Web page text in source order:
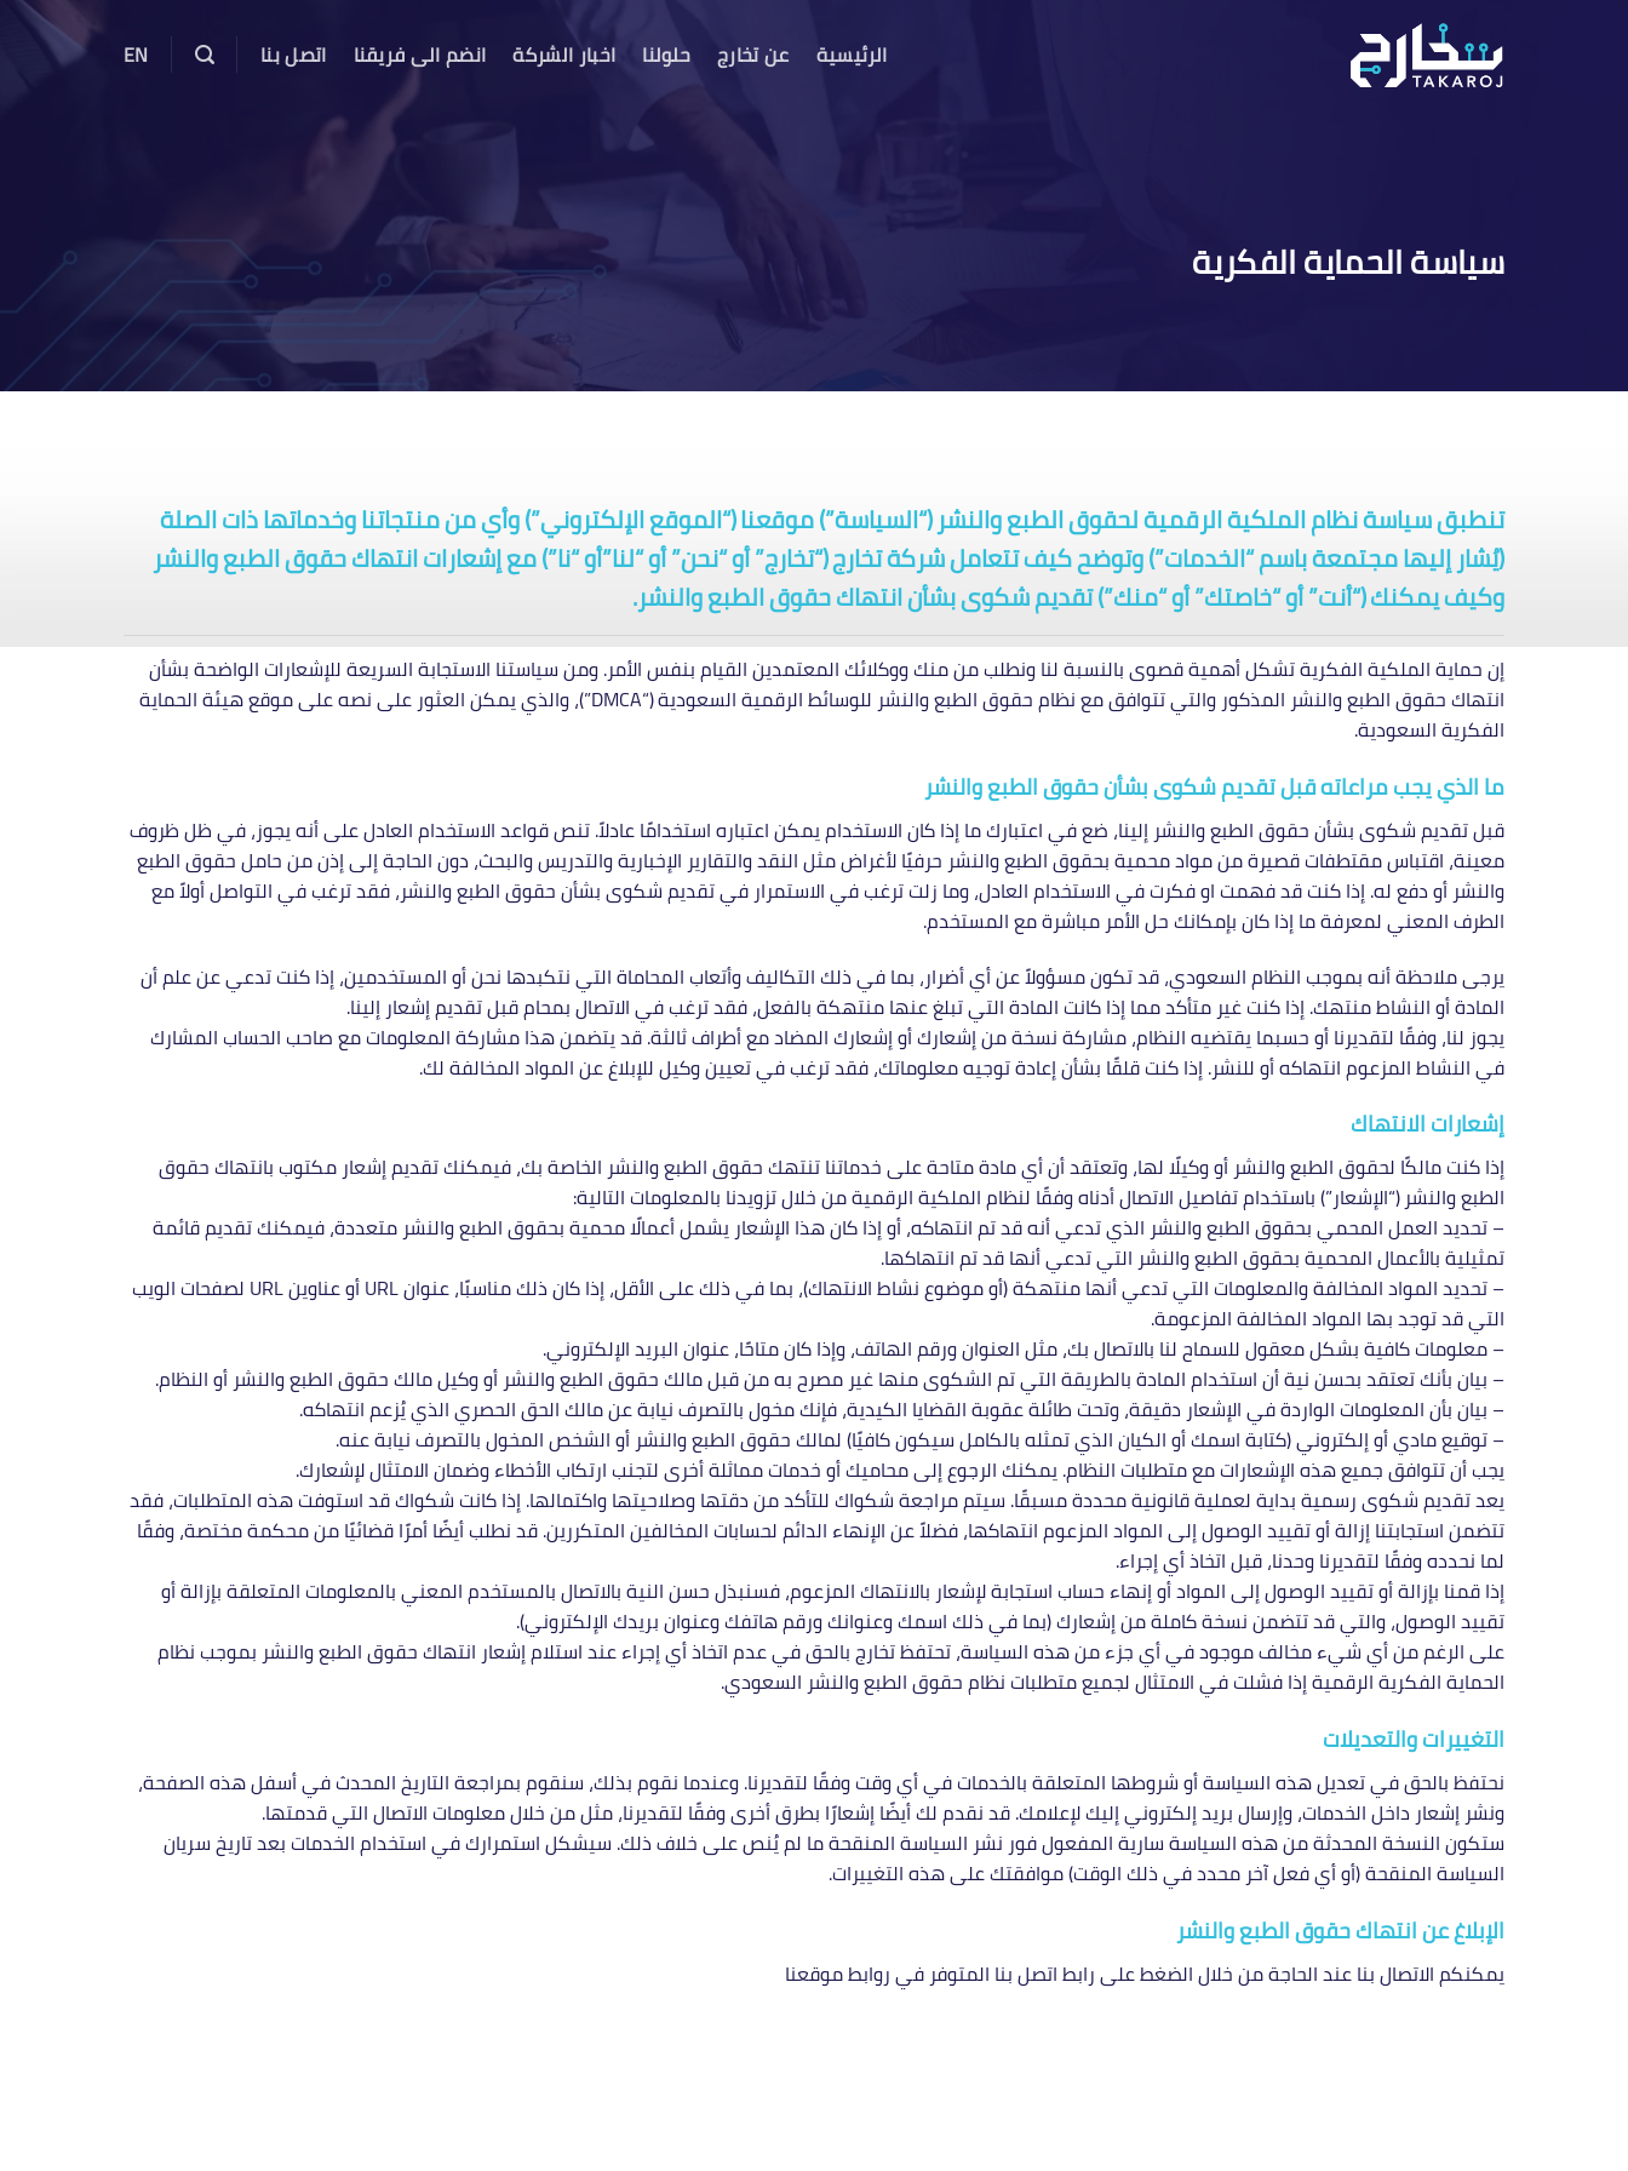
الرئيسية عن تخارج حلولنا اخبار الشركة انضم الى فريقنا اتصل بنا EN
سياسة الحماية الفكرية
تنطبق سياسة نظام الملكية الرقمية لحقوق الطبع والنشر (“السياسة”) موقعنا (“الموقع الإلكتروني”) وأي من منتجاتنا وخدماتها ذات الصلة
(يُشار إليها مجتمعة باسم “الخدمات”) وتوضح كيف تتعامل شركة تخارج (“تخارج” أو “نحن” أو “لنا”أو “نا”) مع إشعارات انتهاك حقوق الطبع والنشر
وكيف يمكنك (“أنت” أو “خاصتك” أو “منك”) تقديم شكوى بشأن انتهاك حقوق الطبع والنشر.
إن حماية الملكية الفكرية تشكل أهمية قصوى بالنسبة لنا ونطلب من منك ووكلائك المعتمدين القيام بنفس الأمر. ومن سياستنا الاستجابة السريعة للإشعارات الواضحة بشأن
انتهاك حقوق الطبع والنشر المذكور والتي تتوافق مع نظام حقوق الطبع والنشر للوسائط الرقمية السعودية (“DMCA”)، والذي يمكن العثور على نصه على موقع هيئة الحماية
الفكرية السعودية.
ما الذي يجب مراعاته قبل تقديم شكوى بشأن حقوق الطبع والنشر
قبل تقديم شكوى بشأن حقوق الطبع والنشر إلينا، ضع في اعتبارك ما إذا كان الاستخدام يمكن اعتباره استخدامًا عادلاً. تنص قواعد الاستخدام العادل على أنه يجوز، في ظل ظروف
معينة، اقتباس مقتطفات قصيرة من مواد محمية بحقوق الطبع والنشر حرفيًا لأغراض مثل النقد والتقارير الإخبارية والتدريس والبحث، دون الحاجة إلى إذن من حامل حقوق الطبع
والنشر أو دفع له. إذا كنت قد فهمت او فكرت في الاستخدام العادل، وما زلت ترغب في الاستمرار في تقديم شكوى بشأن حقوق الطبع والنشر، فقد ترغب في التواصل أولاً مع
الطرف المعني لمعرفة ما إذا كان بإمكانك حل الأمر مباشرة مع المستخدم.
يرجى ملاحظة أنه بموجب النظام السعودي، قد تكون مسؤولاً عن أي أضرار، بما في ذلك التكاليف وأتعاب المحاماة التي نتكبدها نحن أو المستخدمين، إذا كنت تدعي عن علم أن
المادة أو النشاط منتهك. إذا كنت غير متأكد مما إذا كانت المادة التي تبلغ عنها منتهكة بالفعل، فقد ترغب في الاتصال بمحام قبل تقديم إشعار إلينا.
يجوز لنا، وفقًا لتقديرنا أو حسبما يقتضيه النظام، مشاركة نسخة من إشعارك أو إشعارك المضاد مع أطراف ثالثة. قد يتضمن هذا مشاركة المعلومات مع صاحب الحساب المشارك
في النشاط المزعوم انتهاكه أو للنشر. إذا كنت قلقًا بشأن إعادة توجيه معلوماتك، فقد ترغب في تعيين وكيل للإبلاغ عن المواد المخالفة لك.
إشعارات الانتهاك
إذا كنت مالكًا لحقوق الطبع والنشر أو وكيلًا لها، وتعتقد أن أي مادة متاحة على خدماتنا تنتهك حقوق الطبع والنشر الخاصة بك، فيمكنك تقديم إشعار مكتوب بانتهاك حقوق
الطبع والنشر (“الإشعار”) باستخدام تفاصيل الاتصال أدناه وفقًا لنظام الملكية الرقمية من خلال تزويدنا بالمعلومات التالية:
– تحديد العمل المحمي بحقوق الطبع والنشر الذي تدعي أنه قد تم انتهاكه، أو إذا كان هذا الإشعار يشمل أعمالًا محمية بحقوق الطبع والنشر متعددة، فيمكنك تقديم قائمة
تمثيلية بالأعمال المحمية بحقوق الطبع والنشر التي تدعي أنها قد تم انتهاكها.
– تحديد المواد المخالفة والمعلومات التي تدعي أنها منتهكة (أو موضوع نشاط الانتهاك)، بما في ذلك على الأقل، إذا كان ذلك مناسبًا، عنوان URL أو عناوين URL لصفحات الويب
التي قد توجد بها المواد المخالفة المزعومة.
– معلومات كافية بشكل معقول للسماح لنا بالاتصال بك، مثل العنوان ورقم الهاتف، وإذا كان متاحًا، عنوان البريد الإلكتروني.
– بيان بأنك تعتقد بحسن نية أن استخدام المادة بالطريقة التي تم الشكوى منها غير مصرح به من قبل مالك حقوق الطبع والنشر أو وكيل مالك حقوق الطبع والنشر أو النظام.
– بيان بأن المعلومات الواردة في الإشعار دقيقة، وتحت طائلة عقوبة القضايا الكيدية، فإنك مخول بالتصرف نيابة عن مالك الحق الحصري الذي يُزعم انتهاكه.
– توقيع مادي أو إلكتروني (كتابة اسمك أو الكيان الذي تمثله بالكامل سيكون كافيًا) لمالك حقوق الطبع والنشر أو الشخص المخول بالتصرف نيابة عنه.
يجب أن تتوافق جميع هذه الإشعارات مع متطلبات النظام. يمكنك الرجوع إلى محاميك أو خدمات مماثلة أخرى لتجنب ارتكاب الأخطاء وضمان الامتثال لإشعارك.
يعد تقديم شكوى رسمية بداية لعملية قانونية محددة مسبقًا. سيتم مراجعة شكواك للتأكد من دقتها وصلاحيتها واكتمالها. إذا كانت شكواك قد استوفت هذه المتطلبات، فقد
تتضمن استجابتنا إزالة أو تقييد الوصول إلى المواد المزعوم انتهاكها، فضلاً عن الإنهاء الدائم لحسابات المخالفين المتكررين. قد نطلب أيضًا أمرًا قضائيًا من محكمة مختصة، وفقًا
لما نحدده وفقًا لتقديرنا وحدنا، قبل اتخاذ أي إجراء.
إذا قمنا بإزالة أو تقييد الوصول إلى المواد أو إنهاء حساب استجابة لإشعار بالانتهاك المزعوم، فسنبذل حسن النية بالاتصال بالمستخدم المعني بالمعلومات المتعلقة بإزالة أو
تقييد الوصول، والتي قد تتضمن نسخة كاملة من إشعارك (بما في ذلك اسمك وعنوانك ورقم هاتفك وعنوان بريدك الإلكتروني).
على الرغم من أي شيء مخالف موجود في أي جزء من هذه السياسة، تحتفظ تخارج بالحق في عدم اتخاذ أي إجراء عند استلام إشعار انتهاك حقوق الطبع والنشر بموجب نظام
الحماية الفكرية الرقمية إذا فشلت في الامتثال لجميع متطلبات نظام حقوق الطبع والنشر السعودي.
التغييرات والتعديلات
نحتفظ بالحق في تعديل هذه السياسة أو شروطها المتعلقة بالخدمات في أي وقت وفقًا لتقديرنا. وعندما نقوم بذلك، سنقوم بمراجعة التاريخ المحدث في أسفل هذه الصفحة،
ونشر إشعار داخل الخدمات، وإرسال بريد إلكتروني إليك لإعلامك. قد نقدم لك أيضًا إشعارًا بطرق أخرى وفقًا لتقديرنا، مثل من خلال معلومات الاتصال التي قدمتها.
ستكون النسخة المحدثة من هذه السياسة سارية المفعول فور نشر السياسة المنقحة ما لم يُنص على خلاف ذلك. سيشكل استمرارك في استخدام الخدمات بعد تاريخ سريان
السياسة المنقحة (أو أي فعل آخر محدد في ذلك الوقت) موافقتك على هذه التغييرات.
الإبلاغ عن انتهاك حقوق الطبع والنشر
يمكنكم الاتصال بنا عند الحاجة من خلال الضغط على رابط اتصل بنا المتوفر في روابط موقعنا